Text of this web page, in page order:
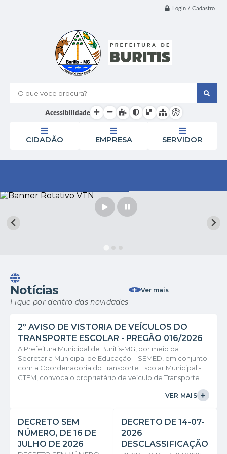
Login / Cadastro
O que voce procura?
Acessibilidade
CIDADÃO EMPRESA SERVIDOR
Notícias
Fique por dentro das novidades
Ver mais
2º AVISO DE VISTORIA DE VEÍCULOS DO
TRANSPORTE ESCOLAR - PREGÃO 016/2026
A Prefeitura Municipal de Buritis-MG, por meio da
Secretaria Municipal de Educação – SEMED, em conjunto
com a Coordenadoria do Transporte Escolar Municipal -
CTEM, convoca o proprietário de veículo de Transporte
Processo Licitatório nº 075/2026 – Pregão Eletrônico nº
29 de julho de 2026, com início às...
VER MAIS
DECRETO SEM
NÚMERO, DE 16 DE
JULHO DE 2026
DECRETO DE 14-07-
2026
DESCLASSIFICAÇÃO